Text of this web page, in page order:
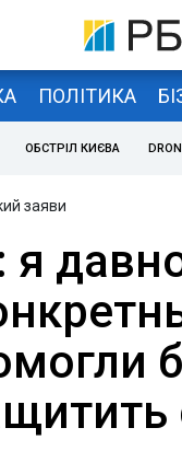
ПОЛІТИКА
ОБСТРІЛ КИЄВА
заяви
я